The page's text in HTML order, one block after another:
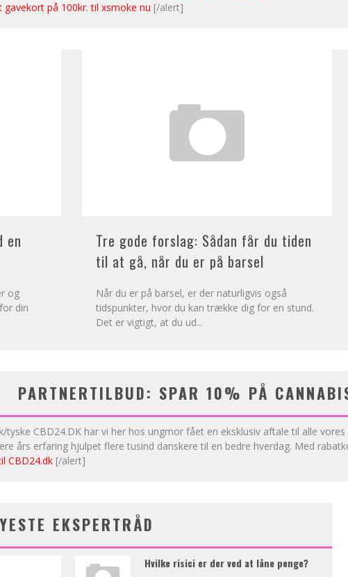
på 100kr. til xsmoke nu [/alert]
en
og
din
Tre gode forslag: Sådan får du tiden
til at gå, når du er på barsel
Når du er på barsel, er der naturligvis også
tidspunkter, hvor du kan trække dig for en stund.
Det er vigtigt, at du ud...
PARTNERTILBUD: SPAR 10% PÅ
CBD24.DK har vi her hos ungmor fået en eksklusiv aftale til alle
års erfaring hjulpet flere tusind danskere til en bedre hverdag. Med
CBD24.dk [/alert]
EKSPERTRÅD
Hvilke risici er der ved at låne penge?